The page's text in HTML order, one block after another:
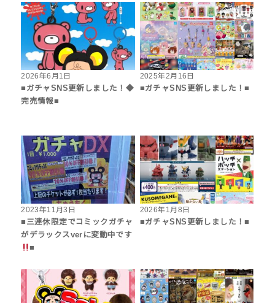
2026年6月1日
■ガチャSNS更新しました！◆
完売情報■
2025年2月16日
■ガチャSNS更新しました！■
2023年11月3日
■三連休限定でコミックガチャ
がデラックスverに変動中です
■
2026年1月8日
■ガチャSNS更新しました！■